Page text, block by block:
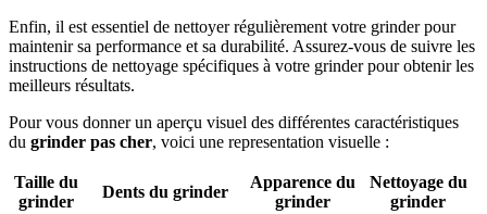
Enfin, il est essentiel de nettoyer régulièrement votre grinder pour
maintenir sa performance et sa durabilité. Assurez-vous de suivre les
instructions de nettoyage spécifiques à votre grinder pour obtenir les
meilleurs résultats.
Pour vous donner un aperçu visuel des différentes caractéristiques
du grinder pas cher, voici une representation visuelle :
Taille du
grinder
Dents du grinder
Apparence du
grinder
Nettoyage du
grinder